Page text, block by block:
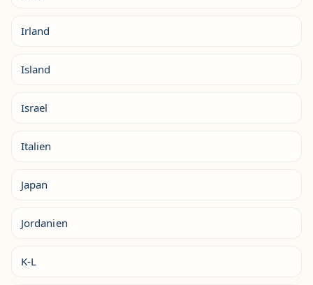
Irland
Island
Israel
Italien
Japan
Jordanien
K-L